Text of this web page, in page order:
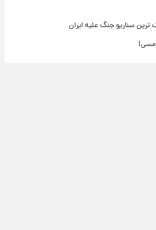
سناریو جنگ علیه ایران